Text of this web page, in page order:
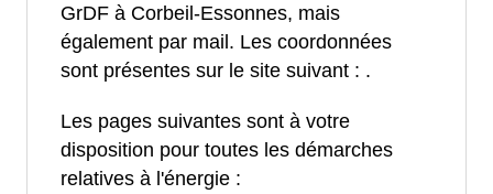
GrDF à Corbeil-Essonnes, mais
également par mail. Les coordonnées
sont présentes sur le site suivant : .
Les pages suivantes sont à votre
disposition pour toutes les démarches
relatives à l'énergie :